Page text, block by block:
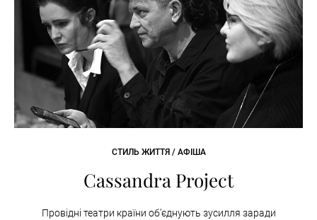
СТИЛЬ ЖИТТЯ / АФІША
Cassandra Project
Провідні театри країни об’єднують зусилля заради